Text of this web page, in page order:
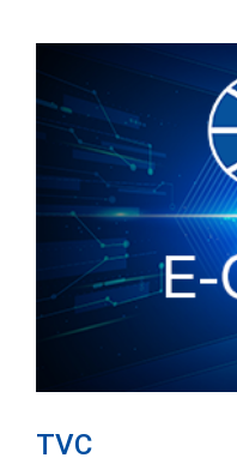
TVC